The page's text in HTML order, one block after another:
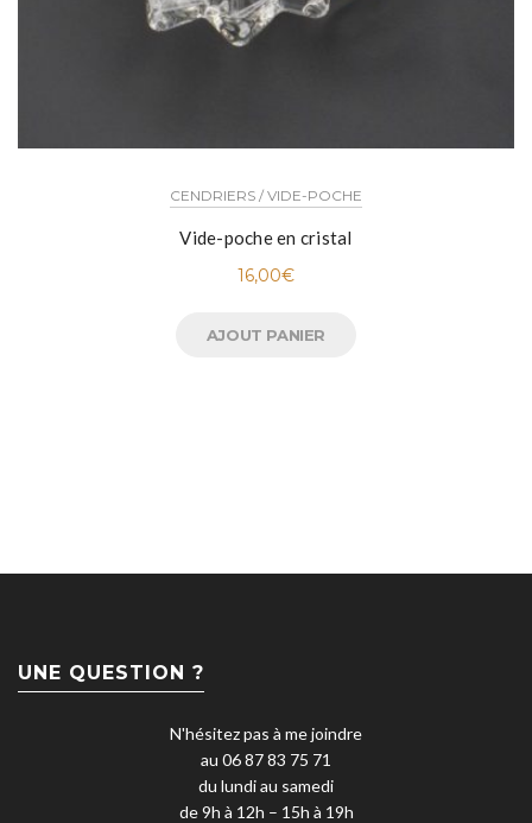
CENDRIERS / VIDE-POCHE
Vide-poche en cristal
16,00€
AJOUT PANIER
UNE QUESTION ?
N'hésitez pas à me joindre
au 06 87 83 75 71
du lundi au samedi
de 9h à 12h – 15h à 19h